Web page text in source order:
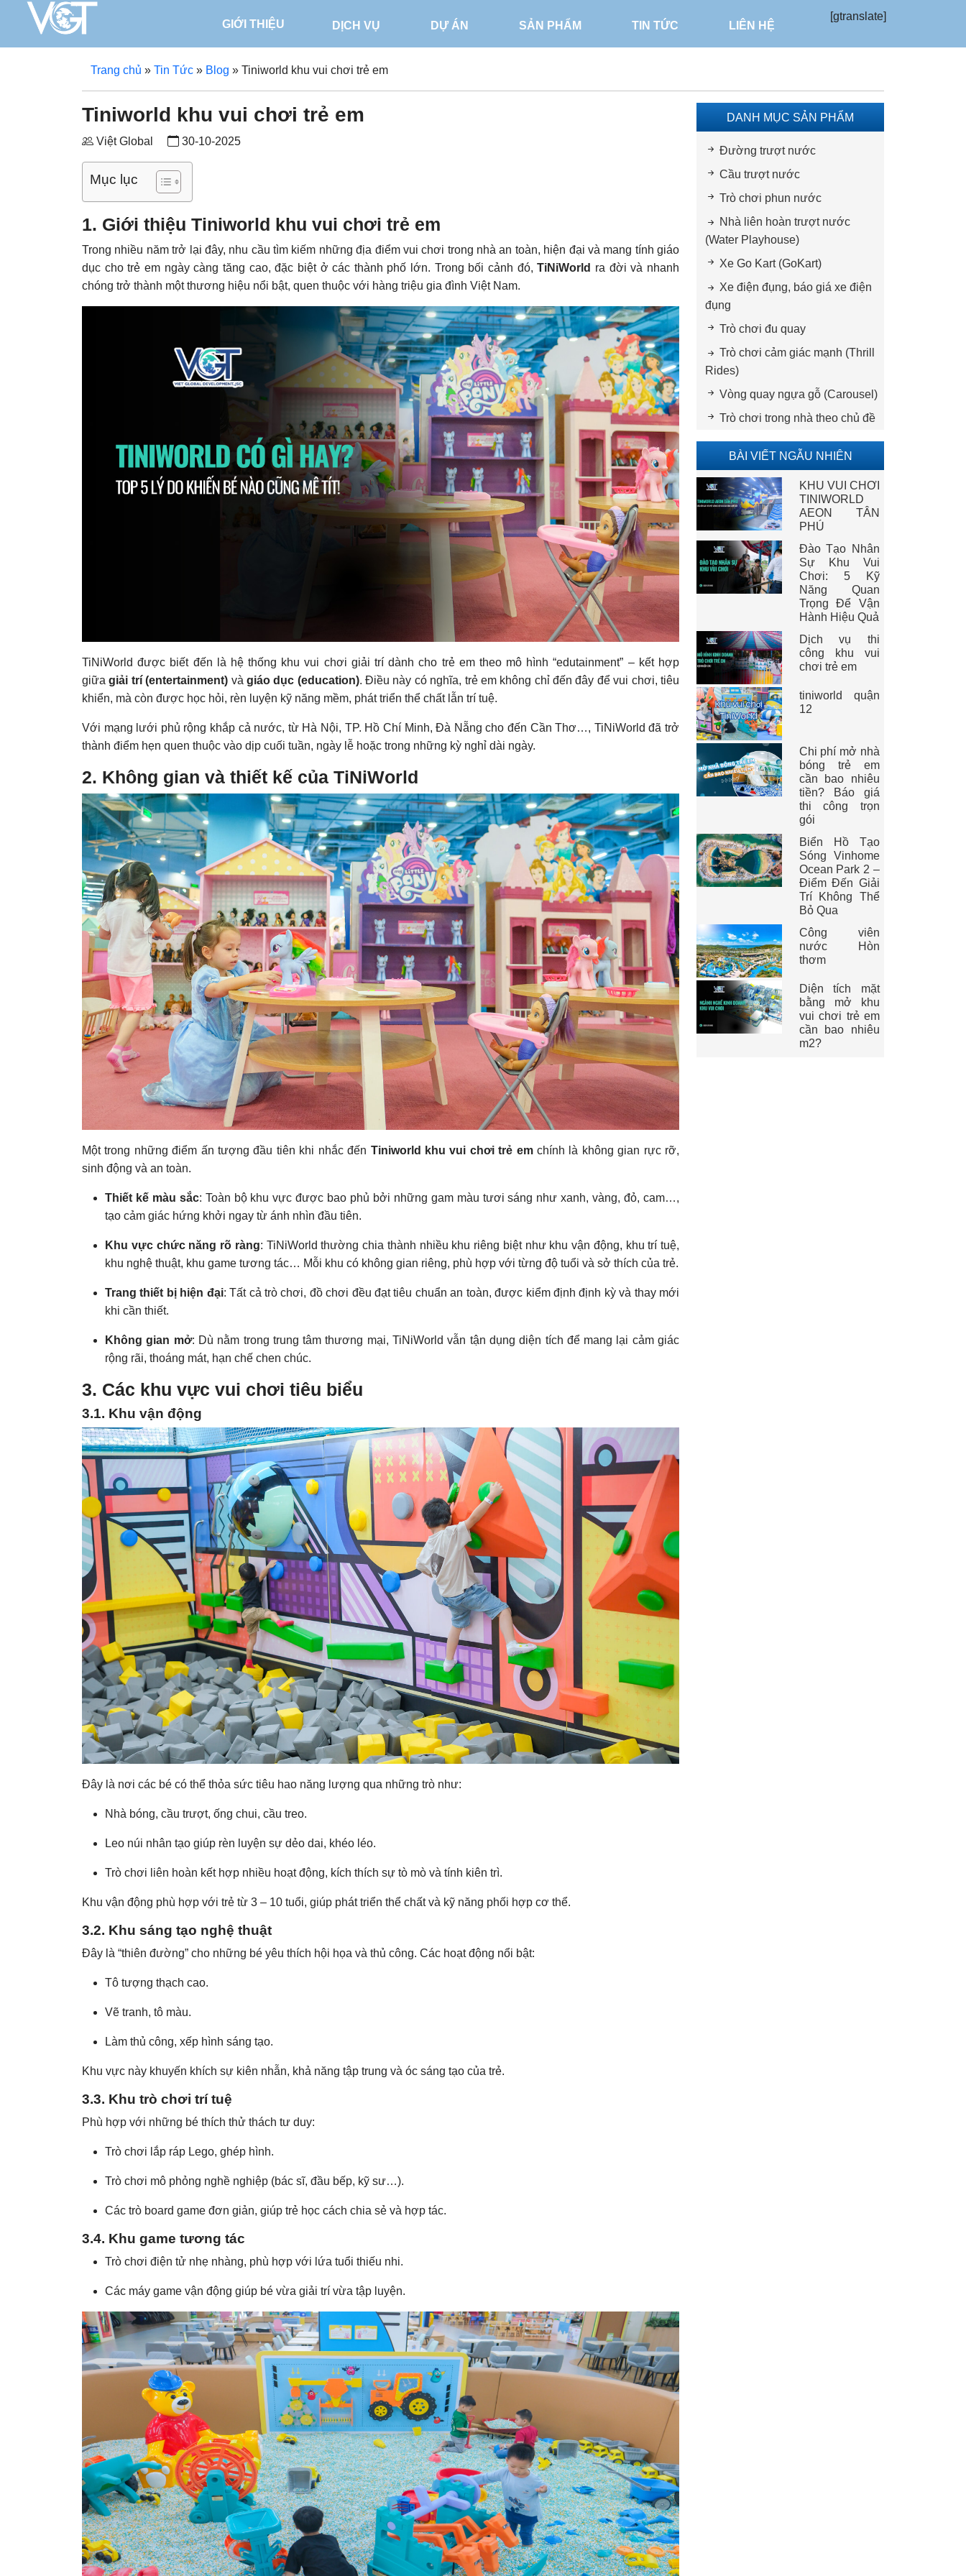
GIỚI THIỆU DỊCH VỤ DỰ ÁN SẢN PHẨM TIN TỨC LIÊN HỆ
[gtranslate]
Trang chủ » Tin Tức » Blog » Tiniworld khu vui chơi trẻ em
Tiniworld khu vui chơi trẻ em
Việt Global 30-10-2025
Mục lục
1. Giới thiệu Tiniworld khu vui chơi trẻ em
Trong nhiều năm trở lại đây, nhu cầu tìm kiếm những địa điểm vui chơi trong nhà an toàn, hiện đại và mang tính giáo
dục cho trẻ em ngày càng tăng cao, đặc biệt ở các thành phố lớn. Trong bối cảnh đó,TiNiWorld ra đời và nhanh
chóng trở thành một thương hiệu nổi bật, quen thuộc với hàng triệu gia đình Việt Nam.
TiNiWorld được biết đến là hệ thống khu vui chơi giải trí dành cho trẻ em theo mô hình “edutainment” – kết hợp
giữagiải trí (entertainment) và giáo dục (education). Điều này có nghĩa, trẻ em không chỉ đến đây để vui chơi, tiêu
khiển, mà còn được học hỏi, rèn luyện kỹ năng mềm, phát triển thể chất lẫn trí tuệ.
Với mạng lưới phủ rộng khắp cả nước, từ Hà Nội, TP. Hồ Chí Minh, Đà Nẵng cho đến Cần Thơ…, TiNiWorld đã trở
thành điểm hẹn quen thuộc vào dịp cuối tuần, ngày lễ hoặc trong những kỳ nghỉ dài ngày.
2. Không gian và thiết kế của TiNiWorld
Một trong những điểm ấn tượng đầu tiên khi nhắc đến Tiniworld khu vui chơi trẻ emchính là không gian rực rỡ,
sinh động và an toàn.
Thiết kế màu sắc: Toàn bộ khu vực được bao phủ bởi những gam màu tươi sáng như xanh, vàng, đỏ, cam…,
tạo cảm giác hứng khởi ngay từ ánh nhìn đầu tiên.
Khu vực chức năng rõ ràng: TiNiWorld thường chia thành nhiều khu riêng biệt như khu vận động, khu trí tuệ,
khu nghệ thuật, khu game tương tác… Mỗi khu có không gian riêng, phù hợp với từng độ tuổi và sở thích của trẻ.
Trang thiết bị hiện đại: Tất cả trò chơi, đồ chơi đều đạt tiêu chuẩn an toàn, được kiểm định định kỳ và thay mới
khi cần thiết.
Không gian mở: Dù nằm trong trung tâm thương mại, TiNiWorld vẫn tận dụng diện tích để mang lại cảm giác
rộng rãi, thoáng mát, hạn chế chen chúc.
3. Các khu vực vui chơi tiêu biểu
3.1. Khu vận động
Đây là nơi các bé có thể thỏa sức tiêu hao năng lượng qua những trò như:
Nhà bóng, cầu trượt, ống chui, cầu treo.
Leo núi nhân tạo giúp rèn luyện sự dẻo dai, khéo léo.
Trò chơi liên hoàn kết hợp nhiều hoạt động, kích thích sự tò mò và tính kiên trì.
Khu vận động phù hợp với trẻ từ 3 – 10 tuổi, giúp phát triển thể chất và kỹ năng phối hợp cơ thể.
3.2. Khu sáng tạo nghệ thuật
Đây là “thiên đường” cho những bé yêu thích hội họa và thủ công. Các hoạt động nổi bật:
Tô tượng thạch cao.
Vẽ tranh, tô màu.
Làm thủ công, xếp hình sáng tạo.
Khu vực này khuyến khích sự kiên nhẫn, khả năng tập trung và óc sáng tạo của trẻ.
3.3. Khu trò chơi trí tuệ
Phù hợp với những bé thích thử thách tư duy:
Trò chơi lắp ráp Lego, ghép hình.
Trò chơi mô phỏng nghề nghiệp (bác sĩ, đầu bếp, kỹ sư…).
Các trò board game đơn giản, giúp trẻ học cách chia sẻ và hợp tác.
3.4. Khu game tương tác
Trò chơi điện tử nhẹ nhàng, phù hợp với lứa tuổi thiếu nhi.
Các máy game vận động giúp bé vừa giải trí vừa tập luyện.
DANH MỤC SẢN PHẨM
Đường trượt nước
Cầu trượt nước
Trò chơi phun nước
Nhà liên hoàn trượt nước
(Water Playhouse)
Xe Go Kart (GoKart)
Xe điện đụng, báo giá xe điện
đụng
Trò chơi đu quay
Trò chơi cảm giác mạnh (Thrill
Rides)
Vòng quay ngựa gỗ (Carousel)
Trò chơi trong nhà theo chủ đề
BÀI VIẾT NGẪU NHIÊN
KHU VUI CHƠI
TINIWORLD
AEON TÂN
PHÚ
Đào Tạo Nhân
Sự Khu Vui
Chơi: 5 Kỹ
Năng Quan
Trọng Để Vận
Hành Hiệu Quả
Dịch vụ thi
công khu vui
chơi trẻ em
tiniworld quận
12
Chi phí mở nhà
bóng trẻ em
cần bao nhiêu
tiền? Báo giá
thi công trọn
gói
Biển Hồ Tạo
Sóng Vinhome
Ocean Park 2 –
Điểm Đến Giải
Trí Không Thể
Bỏ Qua
Công viên
nước Hòn
thơm
Diện tích mặt
bằng mở khu
vui chơi trẻ em
cần bao nhiêu
m2?